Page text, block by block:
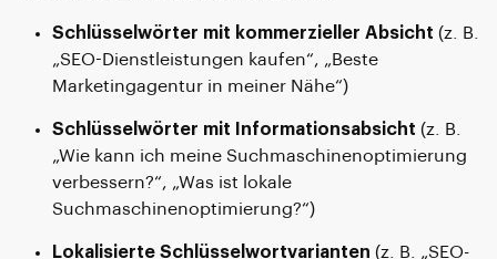
Schlüsselwörter mit kommerzieller Absicht (z. B.
„SEO-Dienstleistungen kaufen“, „Beste
Marketingagentur in meiner Nähe“)
Schlüsselwörter mit Informationsabsicht (z. B.
„Wie kann ich meine Suchmaschinenoptimierung
verbessern?“, „Was ist lokale
Suchmaschinenoptimierung?“)
Lokalisierte Schlüsselwortvarianten (z. B. „SEO-